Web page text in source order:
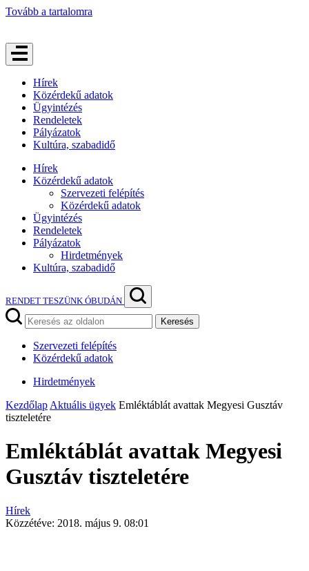
Tovább a tartalomra
Hírek
Közérdekű adatok
Ügyintézés
Rendeletek
Pályázatok
Kultúra, szabadidő
Hírek
Közérdekű adatok
Szervezeti felépítés
Közérdekű adatok
Ügyintézés
Rendeletek
Pályázatok
Hirdetmények
Kultúra, szabadidő
RENDET TESZÜNK ÓBUDÁN
Keresés
Szervezeti felépítés
Közérdekű adatok
Hirdetmények
Kezdőlap Aktuális ügyek Emléktáblát avattak Megyesi Gusztáv
tiszteletére
Emléktáblát avattak Megyesi
Gusztáv tiszteletére
Hírek
Közzétéve: 2018. május 9. 08:01